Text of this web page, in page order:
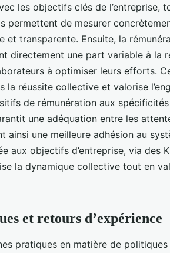
les objectifs clés de l’entreprise,
permettent de mesurer
et transparente. Ensuite, la
directement une part variable à la
à optimiser leurs efforts.
la réussite collective et valorise
de rémunération aux
une adéquation entre les
ainsi une meilleure adhésion au
aux objectifs d’entreprise, via des
la dynamique collective tout en
et retours d’expérience
pratiques en matière de